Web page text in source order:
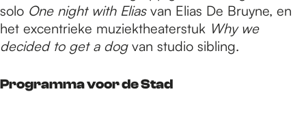
solo One night with Eliasvan Elias De Bruyne, en
het excentrieke muziektheaterstuk Why we
decided to get a dogvan studio sibling.
Programma voor de Stad